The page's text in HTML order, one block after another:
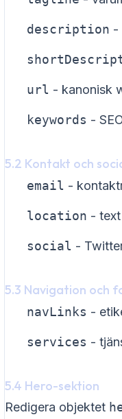
description -
url - kanonisk
keywords -
5.2 Kontakt och
email -
location -
social -
5.3 Navigation och
navLinks -
services -
5.4 Hero-sektion
Redigera objektet